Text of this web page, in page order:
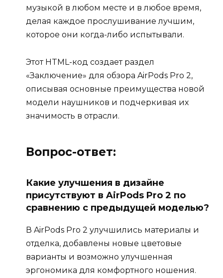
музыкой в любом месте и в любое время,
делая каждое прослушивание лучшим,
которое они когда-либо испытывали.
Этот HTML-код создает раздел
«Заключение» для обзора AirPods Pro 2,
описывая основные преимущества новой
модели наушников и подчеркивая их
значимость в отрасли.
Вопрос-ответ:
Какие улучшения в дизайне
присутствуют в AirPods Pro 2 по
сравнению с предыдущей моделью?
В AirPods Pro 2 улучшились материалы и
отделка, добавлены новые цветовые
варианты и возможно улучшенная
эргономика для комфортного ношения.